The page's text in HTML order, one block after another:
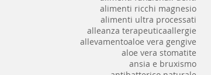
alimenti ricchi magnesio
alimenti ultra processati
alleanza terapeuticaallergie
allevamentoaloe vera gengive
aloe vera stomatite
ansia e bruxismo